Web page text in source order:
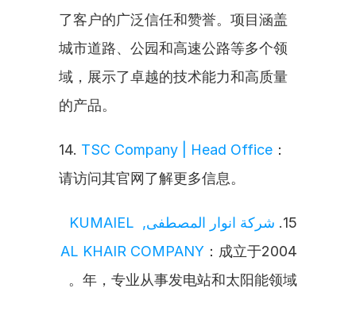
了客户的广泛信任和赞誉。项目涵盖
城市道路、公园和高速公路等多个领
域，展示了卓越的技术能力和高质量
的产品。
14. TSC Company | Head Office ：
请访问其官网了解更多信息。
15.
شركة انوار المصطفى, KUMAIEL
AL KHAIR COMPANY ：成立于2004
年，专业从事发电站和太阳能领域。